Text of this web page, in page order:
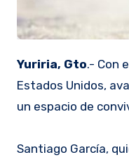
Yuriria, Gto.- Con
Estados Unidos,
un espacio de
Santiago García,